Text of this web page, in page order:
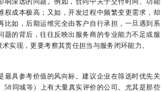
成本极高；又如，开发过程中频繁变更需求，却
如，后期运维完全由客户自行承担，一旦遇到系
的背后，往往反映出服务商的专业能力不足或服
实现，更要考察其责任担当与服务闭环能力。
具参考价值的风向标。建议企业在筛选时优先关
同城等）上有大量真实评价的公司。尤其是那些